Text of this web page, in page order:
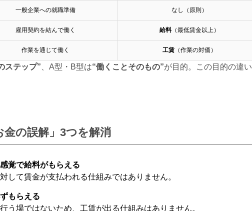
一般企業への就職準備 なし（原則）
雇用契約を結んで働く 給料 （最低賃金以上）
作業を通じて働く 工賃 （作業の対価）
ステップ” 、A型・B型は“働くことそのもの”が目的。この目的の違い
の誤解」3つを解消
覚で給料がもらえる
して賃金が支払われる仕組みではありません。
もらえる
う場ではないため、工賃が出る仕組みはありません。